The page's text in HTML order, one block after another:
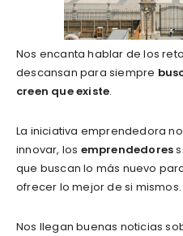
Nos encanta hablar de los
descansan para siempre
creen que existe.
La iniciativa emprendedora
innovar, los emprendedores
que buscan lo más nuevo
ofrecer lo mejor de si mismos.
Nos llegan buenas noticias